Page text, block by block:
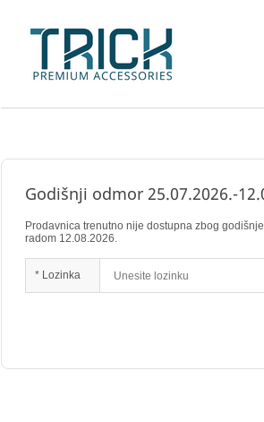
Godišnji odmor 25.07.2026.-
Prodavnica trenutno nije dostupna zbog
radom 12.08.2026.
* Lozinka